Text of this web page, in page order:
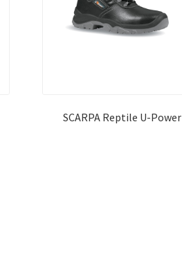
SCARPA Reptile U-Power